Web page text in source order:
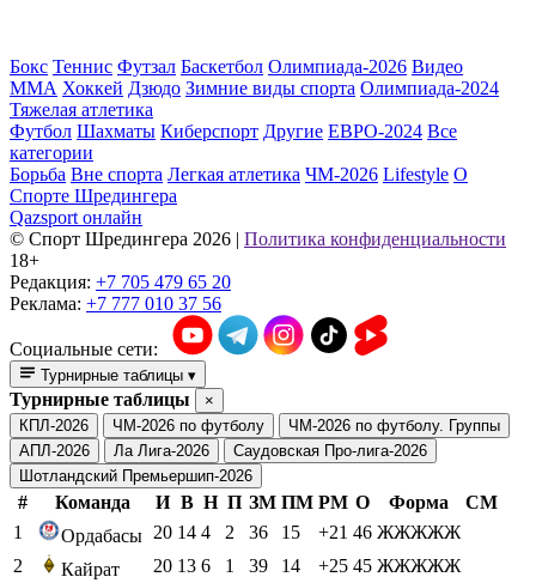
Бокс Теннис Футзал Баскетбол Олимпиада-2026 Видео
ММА Хоккей Дзюдо Зимние виды спорта Олимпиада-2024
Тяжелая атлетика
Футбол Шахматы Киберспорт Другие ЕВРО-2024 Все
категории
Борьба Вне спорта Легкая атлетика ЧМ-2026 Lifestyle О
Спорте Шредингера
Qazsport онлайн
© Cпорт Шредингера 2026 | Политика конфиденциальности
18+
Редакция: +7 705 479 65 20
Реклама: +7 777 010 37 56
Социальные сети:
Турнирные таблицы ▾
Турнирные таблицы
×
КПЛ-2026
ЧМ-2026 по футболу
ЧМ-2026 по футболу. Группы
АПЛ-2026
Ла Лига-2026
Саудовская Про-лига-2026
Шотландский Премьершип-2026
# Команда И В Н П ЗМ ПМ РМ О Форма
СМ
1
Ордабасы 20 14 4 2 36 15 +21 46 ЖЖЖЖЖ
2
Кайрат 20 13 6 1 39 14 +25 45 ЖЖЖЖЖ